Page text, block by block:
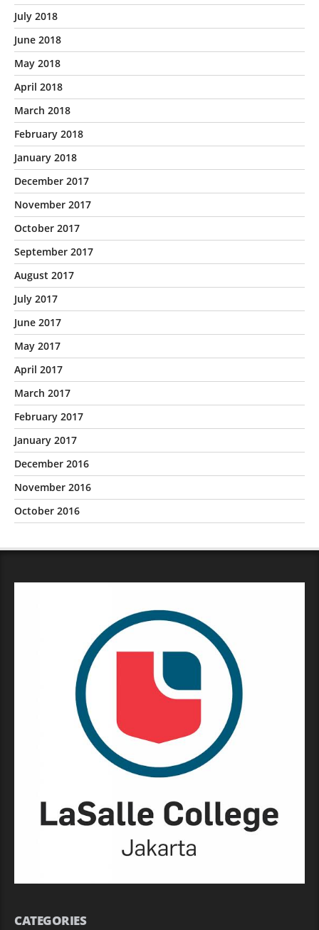
July 2018
June 2018
May 2018
April 2018
March 2018
February 2018
January 2018
December 2017
November 2017
October 2017
September 2017
August 2017
July 2017
June 2017
May 2017
April 2017
March 2017
February 2017
January 2017
December 2016
November 2016
October 2016
CATEGORIES